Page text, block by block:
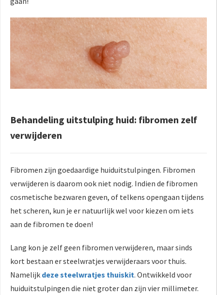
Behandeling uitstulping huid: fibromen zelf
verwijderen
Fibromen zijn goedaardige huiduitstulpingen. Fibromen
verwijderen is daarom ook niet nodig. Indien de fibromen
cosmetische bezwaren geven, of telkens opengaan tijdens
het scheren, kun je er natuurlijk wel voor kiezen om iets
aan de fibromen te doen!
Lang kon je zelf geen fibromen verwijderen, maar sinds
kort bestaan er steelwratjes verwijderaars voor thuis.
Namelijk deze steelwratjes thuiskit. Ontwikkeld voor
huiduitstulpingen die niet groter dan zijn vier millimeter.